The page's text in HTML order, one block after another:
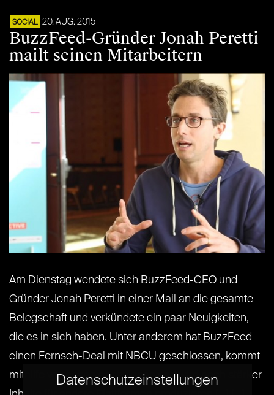
SOCIAL 20. AUG. 2015
BuzzFeed-Gründer Jonah Peretti
mailt seinen Mitarbeitern
Am Dienstag wendete sich BuzzFeed-CEO und
Gründer Jonah Peretti in einer Mail an die gesamte
Belegschaft und verkündete ein paar Neuigkeiten,
die es in sich haben. Unter anderem hat BuzzFeed
einen Fernseh-Deal mit NBCU geschlossen, kommt
mithilfe von Yahoo nach Japan und wird noch stärker
Datenschutzeinstellungen